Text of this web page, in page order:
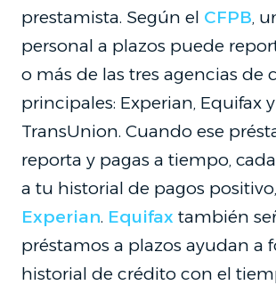
prestamista. Según el CFPB,
personal a plazos puede
o más de las tres agencias de
principales: Experian, Equifax y
TransUnion. Cuando ese
reporta y pagas a tiempo,
a tu historial de pagos
Experian. Equifax también
préstamos a plazos ayudan a
historial de crédito con el